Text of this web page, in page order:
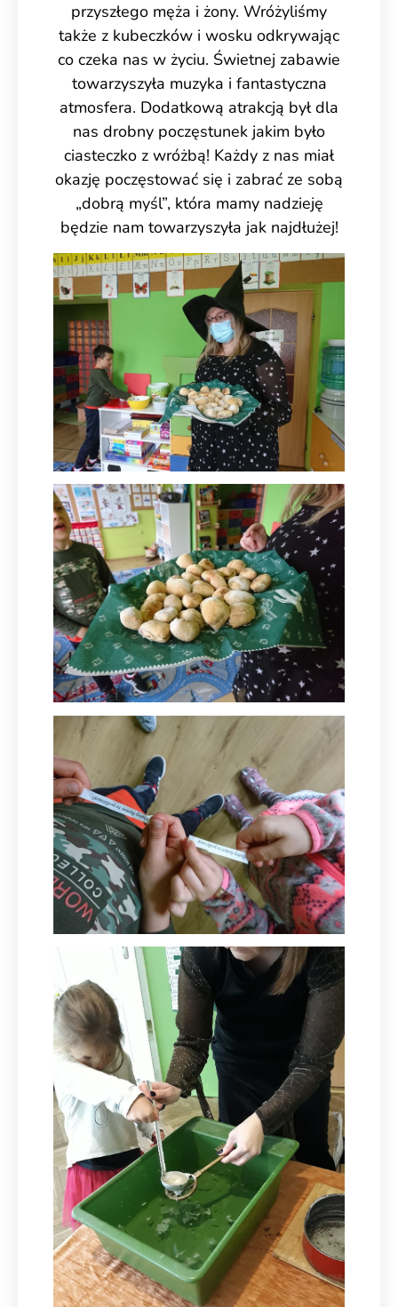
przyszłego męża i żony. Wróżyliśmy
także z kubeczków i wosku odkrywając
co czeka nas w życiu. Świetnej zabawie
towarzyszyła muzyka i fantastyczna
atmosfera. Dodatkową atrakcją był dla
nas drobny poczęstunek jakim było
ciasteczko z wróżbą! Każdy z nas miał
okazję poczęstować się i zabrać ze sobą
„dobrą myśl”, która mamy nadzieję
będzie nam towarzyszyła jak najdłużej!